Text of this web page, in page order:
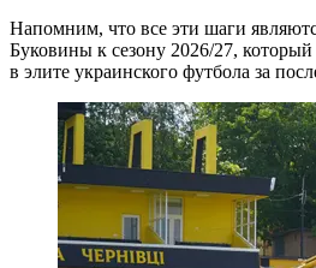
Напомним, что все эти шаги
Буковины к сезону 2026/27,
в элите украинского футбола за